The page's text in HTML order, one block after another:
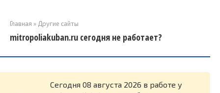
Главная » Другие сайты
mitropoliakuban.ru сегодня не работает?
Cегодня 08 августа 2026 в работе у